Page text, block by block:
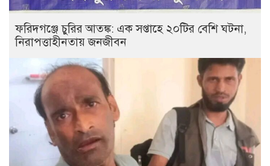
ফরিদগঞ্জে চুরির আতঙ্ক: এক সপ্তাহে ২০টির বেশি ঘটনা,
নিরাপত্তাহীনতায় জনজীবন